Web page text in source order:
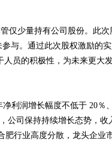
少量持有公司股份。此次
与。通过此次股权激励的
员的积极性，为未来更大
利润增长幅度不低于 20％
公司保持持续增长态势，
肥行业高度分散，龙头企业